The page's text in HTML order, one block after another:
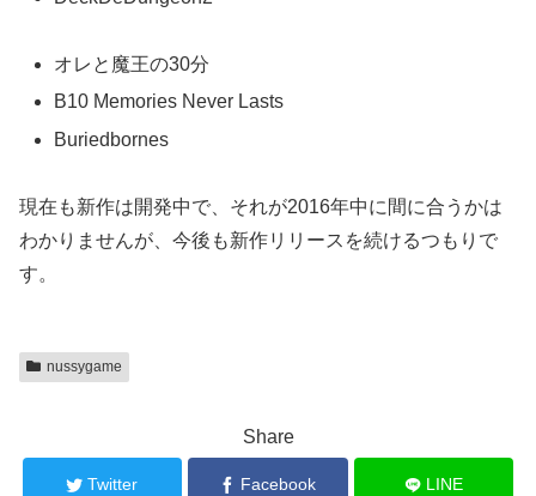
オレと魔王の30分
B10 Memories Never Lasts
Buriedbornes
現在も新作は開発中で、それが2016年中に間に合うかは
わかりませんが、今後も新作リリースを続けるつもりで
す。
nussygame
Share
Twitter Facebook LINE